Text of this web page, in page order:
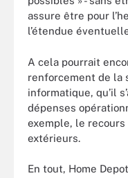
assure être pour
l’étendue
A cela pourrait
renforcement de la
informatique, qu’il
dépenses
exemple, le
extérieurs.
En tout, Home